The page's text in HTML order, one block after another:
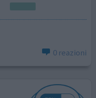
0 reazioni